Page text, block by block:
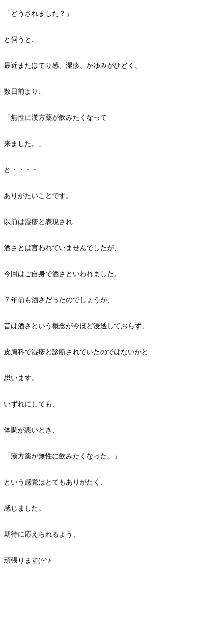
「どうされました？」
と伺うと、
最近またほてり感、湿疹、かゆみがひどく、
数日前より、
「無性に漢方薬が飲みたくなって
来ました。」
と・・・・
ありがたいことです。
以前は湿疹と表現され
酒さとは言われていませんでしたが、
今回はご自身で酒さといわれました。
７年前も酒さだったのでしょうが、
昔は酒さという概念が今ほど浸透しておらず、
皮膚科で湿疹と診断されていたのではないかと
思います。
いずれにしても、
体調が悪いとき、
「漢方薬が無性に飲みたくなった。」
という感覚はとてもありがたく、
感じました。
期待に応えられるよう、
頑張ります(^^♪